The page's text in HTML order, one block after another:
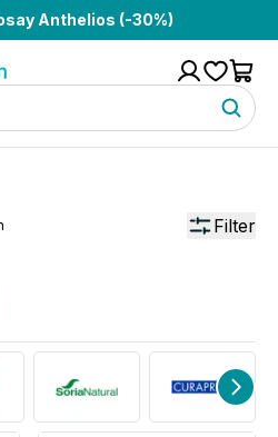
Anthelios (-30%)
Filter